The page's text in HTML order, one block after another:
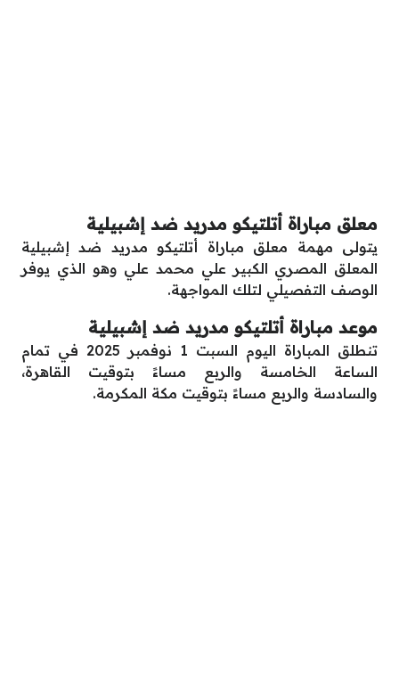
معلق مباراة أتلتيكو مدريد ضد إشبيلية
يتولى مهمة معلق مباراة أتلتيكو مدريد ضد إشبيلية
المعلق المصري الكبير علي محمد علي وهو الذي يوفر
الوصف التفصيلي لتلك المواجهة.
موعد مباراة أتلتيكو مدريد ضد إشبيلية
تنطلق المباراة اليوم السبت 1 نوفمبر 2025 في تمام
الساعة الخامسة والربع مساءً بتوقيت القاهرة،
والسادسة والربع مساءً بتوقيت مكة المكرمة.